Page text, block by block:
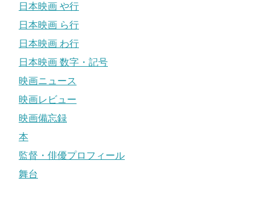
日本映画 や行
日本映画 ら行
日本映画 わ行
日本映画 数字・記号
映画ニュース
映画レビュー
映画備忘録
本
監督・俳優プロフィール
舞台